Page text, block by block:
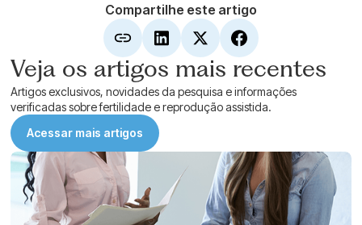
Compartilhe este artigo
Veja os artigos mais recentes
Artigos exclusivos, novidades da pesquisa e informações
verificadas sobre fertilidade e reprodução assistida.
Acessar mais artigos